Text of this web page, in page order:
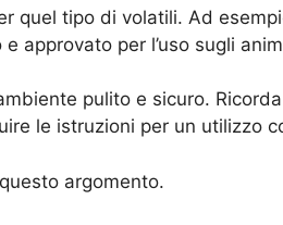
quel tipo di volatili. Ad
approvato per l’uso sugli
pulito e sicuro.
le istruzioni per un utilizzo
argomento.